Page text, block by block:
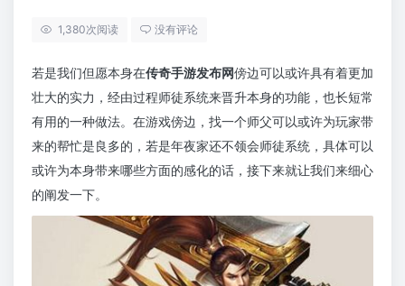
1,380次阅读 没有评论
若是我们但愿本身在传奇手游发布网傍边可以或许具有着更加
壮大的实力，经由过程师徒系统来晋升本身的功能，也长短常
有用的一种做法。在游戏傍边，找一个师父可以或许为玩家带
来的帮忙是良多的，若是年夜家还不领会师徒系统，具体可以
或许为本身带来哪些方面的感化的话，接下来就让我们来细心
的阐发一下。